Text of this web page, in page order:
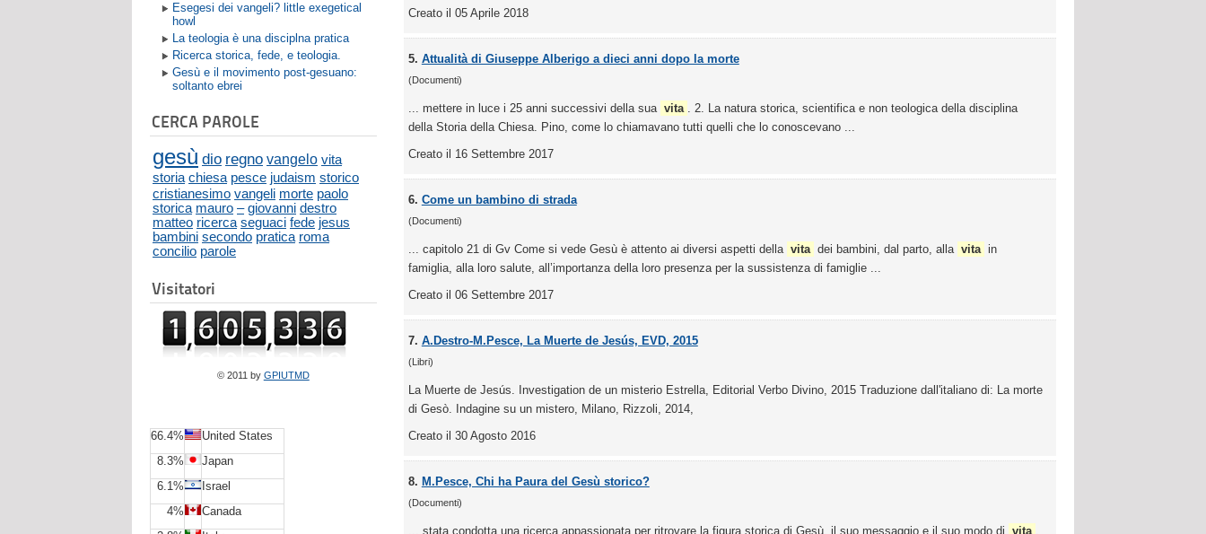
Esegesi dei vangeli? little exegetical
howl
La teologia è una disciplna pratica
Ricerca storica, fede, e teologia.
Gesù e il movimento post-gesuano:
soltanto ebrei
CERCA PAROLE
gesù dio regno vangelo vita
storia chiesa pesce judaism storico
cristianesimo vangeli morte paolo
storica mauro – giovanni destro
matteo ricerca seguaci fede jesus
bambini secondo pratica roma
concilio parole
Visitatori
© 2011 by GPIUTMD
66.4%
United States
8.3%
Japan
6.1%
Israel
4%
Canada
Creato il 05 Aprile 2018
5. Attualità di Giuseppe Alberigo a dieci anni dopo la morte
(Documenti)
... mettere in luce i 25 anni successivi della sua vita . 2. La natura storica, scientifica e non teologica della disciplina
della Storia della Chiesa. Pino, come lo chiamavano tutti quelli che lo conoscevano ...
Creato il 16 Settembre 2017
6. Come un bambino di strada
(Documenti)
... capitolo 21 di Gv Come si vede Gesù è attento ai diversi aspetti della vita dei bambini, dal parto, alla vita in
famiglia, alla loro salute, all’importanza della loro presenza per la sussistenza di famiglie ...
Creato il 06 Settembre 2017
7. A.Destro-M.Pesce, La Muerte de Jesús, EVD, 2015
(Libri)
La Muerte de Jesús. Investigation de un misterio Estrella, Editorial Verbo Divino, 2015 Traduzione dall'italiano di: La morte
di Gesò. Indagine su un mistero, Milano, Rizzoli, 2014,
Creato il 30 Agosto 2016
8. M.Pesce, Chi ha Paura del Gesù storico?
(Documenti)
... stata condotta una ricerca appassionata per ritrovare la figura storica di Gesù, il suo messaggio e il suo modo di vita ,